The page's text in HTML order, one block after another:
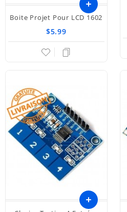
Boite Projet Pour LCD 1602
$5.99